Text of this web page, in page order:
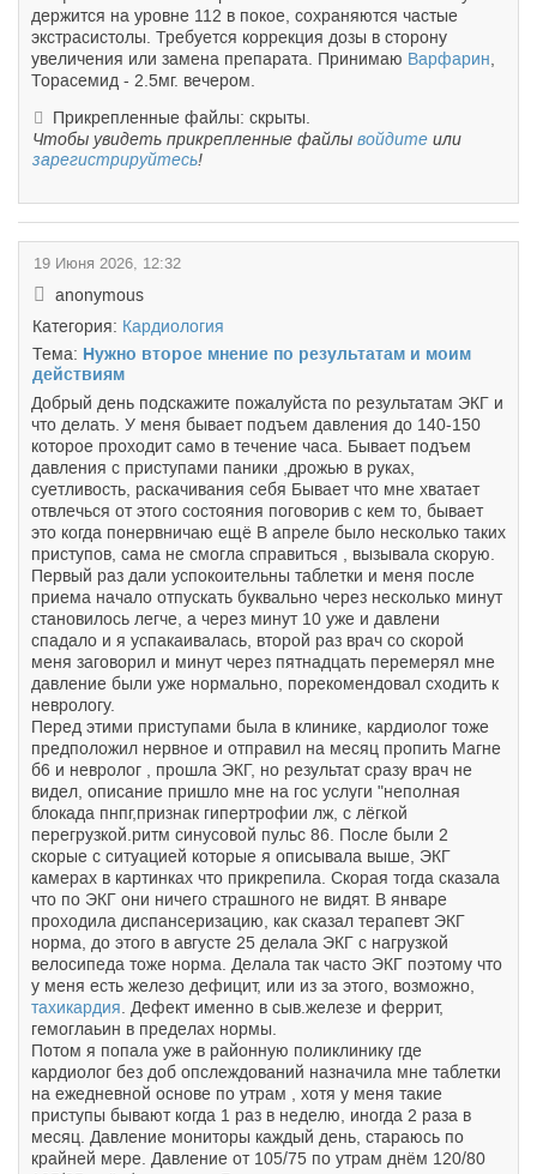
держится на уровне 112 в покое, сохраняются частые
экстрасистолы. Требуется коррекция дозы в сторону
увеличения или замена препарата. Принимаю Варфарин
Торасемид - 2.5мг. вечером.
Прикрепленные файлы: скрыты.
Чтобы увидеть прикрепленные файлы войдите или
зарегистрируйтесь!
19 Июня 2026, 12:32
anonymous
Категория: Кардиология
Тема: Нужно второе мнение по результатам и моим
действиям
Добрый день подскажите пожалуйста по результатам ЭКГ и
что делать. У меня бывает подъем давления до 140-150
которое проходит само в течение часа. Бывает подъем
давления с приступами паники ,дрожью в руках,
суетливость, раскачивания себя Бывает что мне хватает
отвлечься от этого состояния поговорив с кем то, бывает
это когда понервничаю ещё В апреле было несколько таких
приступов, сама не смогла справиться , вызывала скорую.
Первый раз дали успокоительны таблетки и меня после
приема начало отпускать буквально через несколько минут
становилось легче, а через минут 10 уже и давлени
спадало и я успакаивалась, второй раз врач со скорой
меня заговорил и минут через пятнадцать перемерял мне
давление были уже нормально, порекомендовал сходить к
неврологу.
Перед этими приступами была в клинике, кардиолог тоже
предположил нервное и отправил на месяц пропить Магне
б6 и невролог , прошла ЭКГ, но результат сразу врач не
видел, описание пришло мне на гос услуги "неполная
блокада пнпг,признак гипертрофии лж, с лёгкой
перегрузкой.ритм синусовой пульс 86. После были 2
скорые с ситуацией которые я описывала выше, ЭКГ
камерах в картинках что прикрепила. Скорая тогда сказала
что по ЭКГ они ничего страшного не видят. В январе
проходила диспансеризацию, как сказал терапевт ЭКГ
норма, до этого в августе 25 делала ЭКГ с нагрузкой
велосипеда тоже норма. Делала так часто ЭКГ поэтому что
у меня есть железо дефицит, или из за этого, возможно,
тахикардия . Дефект именно в сыв.железе и феррит,
гемоглаьин в пределах нормы.
Потом я попала уже в районную поликлинику где
кардиолог без доб опслеждований назначила мне таблетки
на ежедневной основе по утрам , хотя у меня такие
приступы бывают когда 1 раз в неделю, иногда 2 раза в
месяц. Давление мониторы каждый день, стараюсь по
крайней мере. Давление от 105/75 по утрам днём 120/80